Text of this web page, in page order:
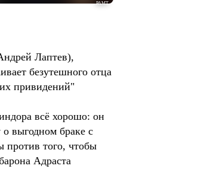
РАМТ
Лаптев),
безутешного отца
привидений"
всё хорошо: он
выгодном браке с
против того, чтобы
Адраста